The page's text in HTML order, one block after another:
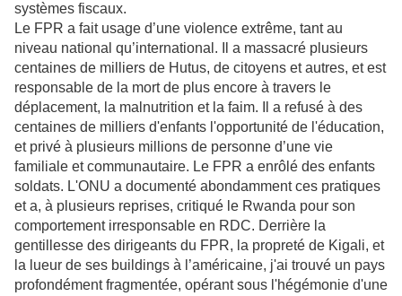
systèmes fiscaux.
Le FPR a fait usage d’une violence extrême, tant au
niveau national qu’international. Il a massacré plusieurs
centaines de milliers de Hutus, de citoyens et autres, et est
responsable de la mort de plus encore à travers le
déplacement, la malnutrition et la faim. Il a refusé à des
centaines de milliers d'enfants l'opportunité de l'éducation,
et privé à plusieurs millions de personne d’une vie
familiale et communautaire. Le FPR a enrôlé des enfants
soldats. L'ONU a documenté abondamment ces pratiques
et a, à plusieurs reprises, critiqué le Rwanda pour son
comportement irresponsable en RDC. Derrière la
gentillesse des dirigeants du FPR, la propreté de Kigali, et
la lueur de ses buildings à l’américaine, j'ai trouvé un pays
profondément fragmentée, opérant sous l'hégémonie d'une